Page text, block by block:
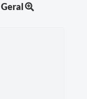
Geral